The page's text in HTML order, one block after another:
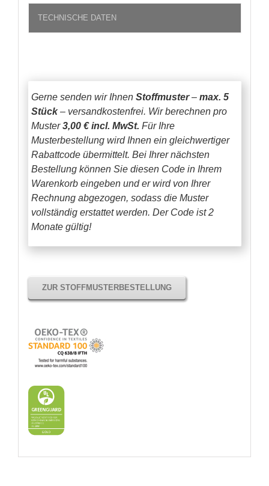
TECHNISCHE DATEN
Gerne senden wir Ihnen Stoffmuster– max. 5
Stück– versandkostenfrei. Wir berechnen pro
Muster3,00 € incl. MwSt. Für Ihre
Musterbestellung wird Ihnen ein gleichwertiger
Rabattcode übermittelt. Bei Ihrer nächsten
Bestellung können Sie diesen Code in Ihrem
Warenkorb eingeben und er wird von Ihrer
Rechnung abgezogen, sodass die Muster
vollständig erstattet werden. Der Code ist 2
Monate gültig!
ZUR STOFFMUSTERBESTELLUNG